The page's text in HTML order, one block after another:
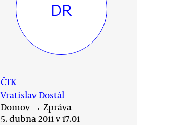
DR
ČTK
Vratislav Dostál
Domov → Zpráva
5. dubna 2011 v 17.01